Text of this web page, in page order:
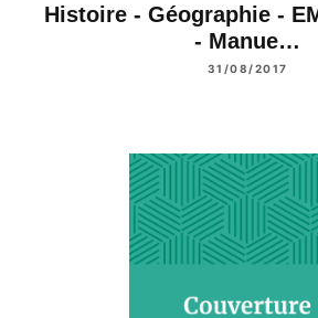
Histoire - Géographie -
- Manue…
31/08/2017